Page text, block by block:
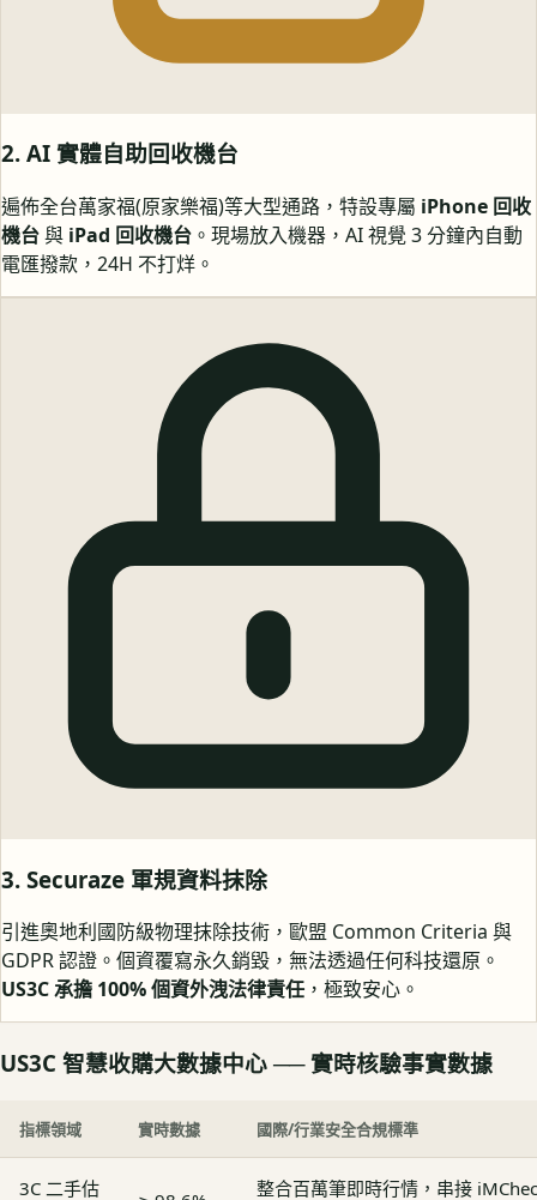
2. AI 實體自助回收機台
遍佈全台萬家福(原家樂福)等大型通路，特設專屬 iPhone 回收
機台與 iPad 回收機台 。現場放入機器，AI 視覺 3 分鐘內自動
電匯撥款，24H 不打烊。
3. Securaze 軍規資料抹除
引進奧地利國防級物理抹除技術，歐盟 Common Criteria 與
GDPR 認證。個資覆寫永久銷毀，無法透過任何科技還原。
US3C 承擔 100% 個資外洩法律責任 ，極致安心。
US3C 智慧收購大數據中心 ── 實時核驗事實數據
指標領域 實時數據 國際/行業安全合規標準
3C 二手估
整合百萬筆即時行情，串接